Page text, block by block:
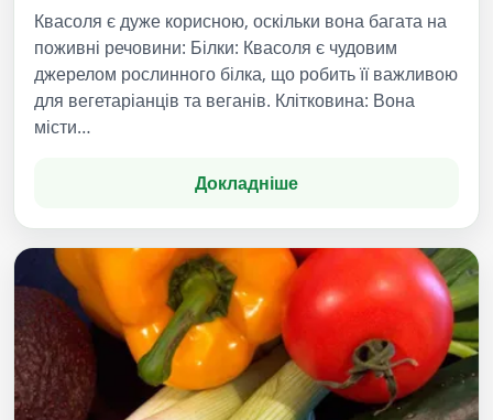
Квасоля є дуже корисною, оскільки вона багата на
поживні речовини: Білки: Квасоля є чудовим
джерелом рослинного білка, що робить її важливою
для вегетаріанців та веганів. Клітковина: Вона
місти…
Докладніше